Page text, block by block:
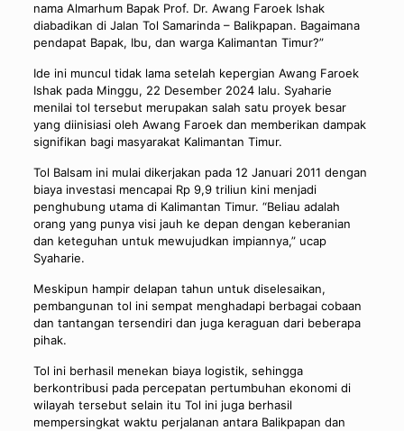
nama Almarhum Bapak Prof. Dr. Awang Faroek Ishak
diabadikan di Jalan Tol Samarinda – Balikpapan. Bagaimana
pendapat Bapak, Ibu, dan warga Kalimantan Timur?”
Ide ini muncul tidak lama setelah kepergian Awang Faroek
Ishak pada Minggu, 22 Desember 2024 lalu. Syaharie
menilai tol tersebut merupakan salah satu proyek besar
yang diinisiasi oleh Awang Faroek dan memberikan dampak
signifikan bagi masyarakat Kalimantan Timur.
Tol Balsam ini mulai dikerjakan pada 12 Januari 2011 dengan
biaya investasi mencapai Rp 9,9 triliun kini menjadi
penghubung utama di Kalimantan Timur. “Beliau adalah
orang yang punya visi jauh ke depan dengan keberanian
dan keteguhan untuk mewujudkan impiannya,” ucap
Syaharie.
Meskipun hampir delapan tahun untuk diselesaikan,
pembangunan tol ini sempat menghadapi berbagai cobaan
dan tantangan tersendiri dan juga keraguan dari beberapa
pihak.
Tol ini berhasil menekan biaya logistik, sehingga
berkontribusi pada percepatan pertumbuhan ekonomi di
wilayah tersebut selain itu Tol ini juga berhasil
mempersingkat waktu perjalanan antara Balikpapan dan